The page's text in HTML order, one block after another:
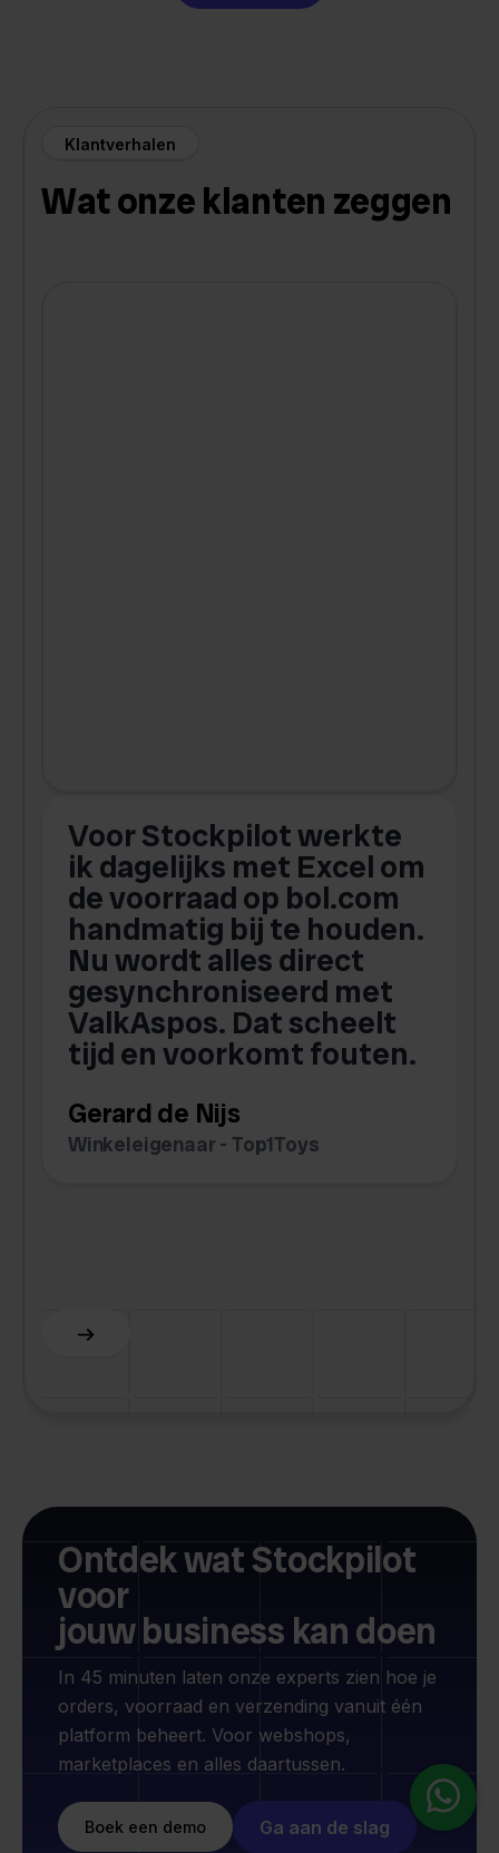
Klantverhalen
Wat onze klanten zeggen
Voor Stockpilot werkte
ik dagelijks met Excel om
de voorraad op bol.com
handmatig bij te houden.
Nu wordt alles direct
gesynchroniseerd met
ValkAspos. Dat scheelt
tijd en voorkomt fouten.
Gerard de Nijs
Winkeleigenaar - Top1Toys
Slide 5 of 6.
Ontdek wat Stockpilot
voor
jouw business kan doen
In 45 minuten laten onze experts zien hoe je
orders, voorraad en verzending vanuit één
platform beheert. Voor webshops,
marketplaces en alles daartussen.
Boek een demo Ga aan de slag